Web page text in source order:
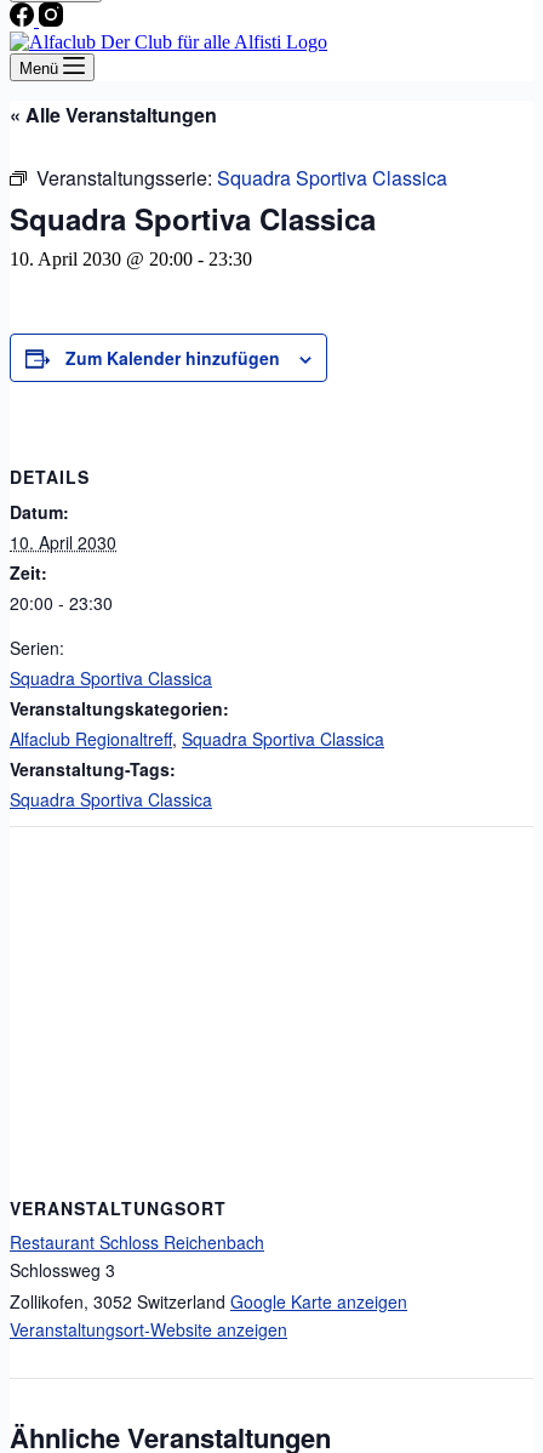
Menü
« Alle Veranstaltungen
Veranstaltungsserie: Squadra Sportiva Classica
Squadra Sportiva Classica
10. April 2030 @ 20:00 - 23:30
Zum Kalender hinzufügen
DETAILS
Datum:
10. April 2030
Zeit:
20:00 - 23:30
Serien:
Squadra Sportiva Classica
Veranstaltungskategorien:
Alfaclub Regionaltreff, Squadra Sportiva Classica
Veranstaltung-Tags:
Squadra Sportiva Classica
VERANSTALTUNGSORT
Restaurant Schloss Reichenbach
Schlossweg 3
Zollikofen, 3052 Switzerland Google Karte anzeigen
Veranstaltungsort-Website anzeigen
Ähnliche Veranstaltungen